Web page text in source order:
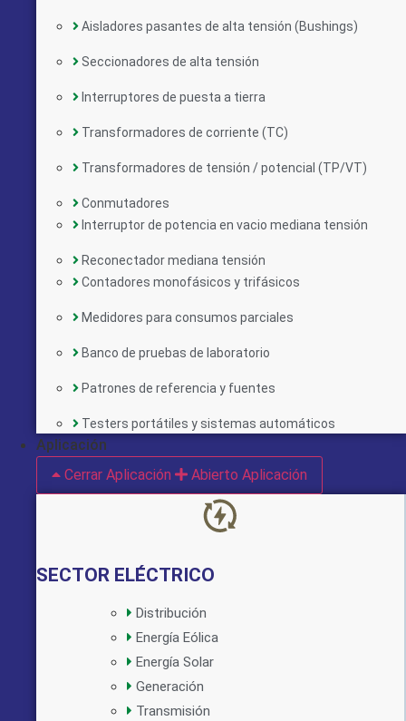
Aisladores pasantes de alta tensión (Bushings)
Seccionadores de alta tensión
Interruptores de puesta a tierra
Transformadores de corriente (TC)
Transformadores de tensión / potencial (TP/VT)
Conmutadores
Interruptor de potencia en vacio mediana tensión
Reconectador mediana tensión
Contadores monofásicos y trifásicos
Medidores para consumos parciales
Banco de pruebas de laboratorio
Patrones de referencia y fuentes
Testers portátiles y sistemas automáticos
Aplicación
Cerrar Aplicación
Abierto Aplicación
SECTOR ELÉCTRICO
Distribución
Energía Eólica
Energía Solar
Generación
Transmisión